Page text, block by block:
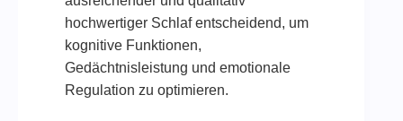
hochwertiger Schlaf entscheidend, um
kognitive Funktionen,
Gedächtnisleistung und emotionale
Regulation zu optimieren.